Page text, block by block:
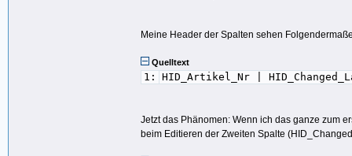
28:
30:
31:
32:
35:
Name := Copy(Name,1,
GRD.Columns[i].Header :=
i := i+1;
End;
Meine Header der Spalten sehen
Quelltext
1: HID_Artikel_Nr |
Jetzt das Phänomen: Wenn ich das ganze zum
beim Editieren der Zweiten Spalte